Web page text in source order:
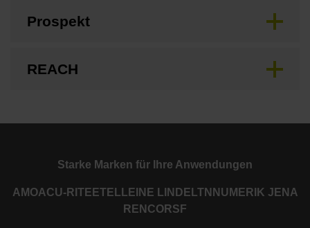
Prospekt
REACH
Starke Marken für Ihre Anwendungen
AMOACU-RITE ETEL LEINE LINDE LTN NUMERIK JENA
RENCORSF